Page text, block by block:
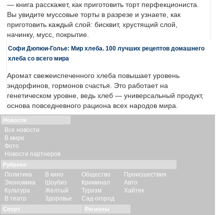
— книга расскажет, как приготовить торт перфекциониста.
Вы увидите муссовые торты в разрезе и узнаете, как
приготовить каждый слой: бисквит, хрустящий слой,
начинку, мусс, покрытие.
Софи Дюпюи-Голье: Мир хлеба. 100 лучших рецептов домашнего
хлеба со всего мира
Аромат свежеиспеченного хлеба повышает уровень
эндорфинов, гормонов счастья. Это работает на
генетическом уровне, ведь хлеб — универсальный продукт,
основа повседневного рациона всех народов мира.
Новости
Все новости
В мире
Фото
Новости партнеров
Рубрики
Политика
Экономика
Культура
В театр
В кино
Шоубиз
Желтый
Здоровье
Общество
Криминал
Туризм
Сад-огород
Происшествия
Авто
Хайтек
Спорт Регионы